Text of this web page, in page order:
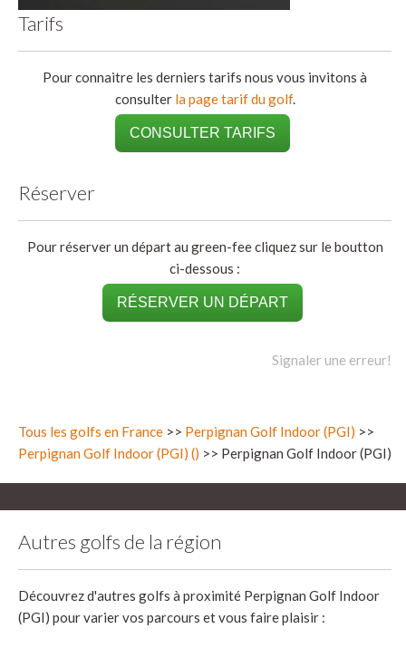
Tarifs
Pour connaitre les derniers tarifs nous vous invitons à
consulter la page tarif du golf.
CONSULTER TARIFS
Réserver
Pour réserver un départ au green-fee cliquez sur le boutton
ci-dessous :
RÉSERVER UN DÉPART
Signaler une erreur!
Tous les golfs en France >> Perpignan Golf Indoor (PGI) >>
Perpignan Golf Indoor (PGI) () >> Perpignan Golf Indoor (PGI)
Autres golfs de la région
Découvrez d'autres golfs à proximité Perpignan Golf Indoor
(PGI) pour varier vos parcours et vous faire plaisir :